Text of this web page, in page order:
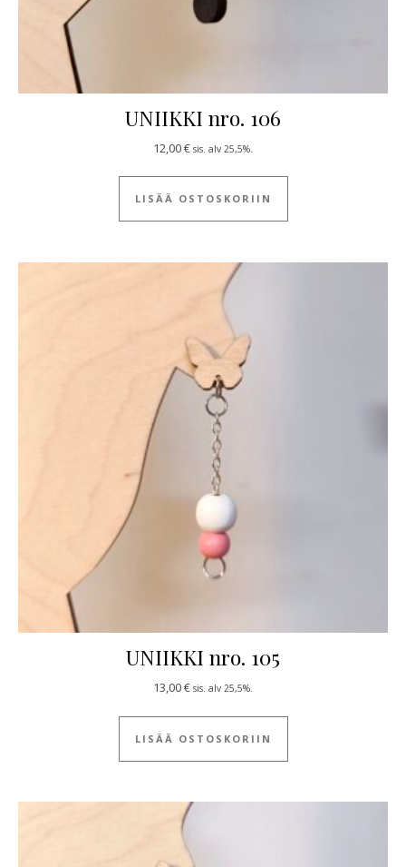
UNIIKKI nro. 106
12,00€ sis. alv 25,5%.
LISÄÄ OSTOSKORIIN
UNIIKKI nro. 105
13,00€ sis. alv 25,5%.
LISÄÄ OSTOSKORIIN